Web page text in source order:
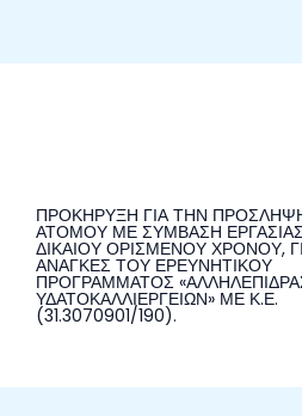
ΠΡΟΚΗΡΥΞΗ ΓΙΑ ΤΗΝ
ΑΤΟΜΟΥ ΜΕ ΣΥΜΒΑΣΗ ΕΡΓΑΣΙΑΣ
ΔΙΚΑΙΟΥ ΟΡΙΣΜΕΝΟΥ ΧΡΟΝΟΥ,
ΑΝΑΓΚΕΣ ΤΟΥ ΕΡΕΥΝΗΤΙΚΟΥ
ΠΡΟΓΡΑΜΜΑΤΟΣ
ΥΔΑΤΟΚΑΛΛΙΕΡΓΕΙΩΝ» ΜΕ Κ.Ε.
(31.3070901/190).